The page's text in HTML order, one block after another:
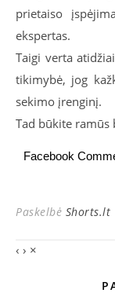
prietaiso
ekspertas.
Taigi verta
tikimybė, jog
sekimo įrenginį.
Tad būkite ramūs
Facebook
Paskelbė Shorts.lt
‹ › ×